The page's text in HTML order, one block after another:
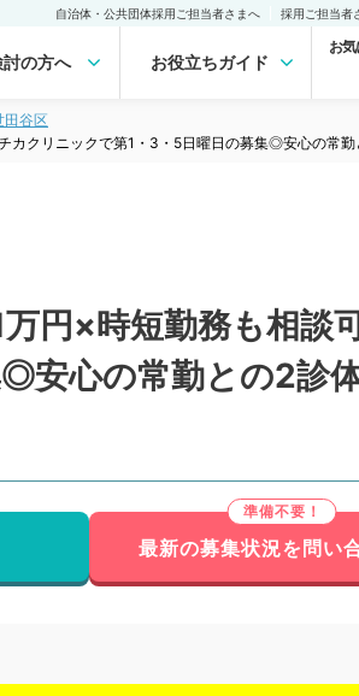
自治体・公共団体採用ご担当者さまへ 採用ご担当者
の方へ お役立ちガイド
お
田谷区
クリニックで第1・3・5日曜日の募集◎安心の常
万円×時短勤務も相
安心の常勤との2診
最新の募集状況を問い